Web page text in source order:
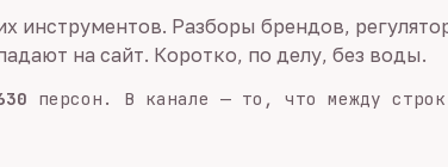
инструментов. Разборы брендов,
на сайт. Коротко, по делу, без воды.
персон. В канале — то, что между